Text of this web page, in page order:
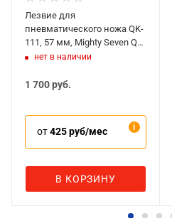
Лезвие для
пневматического ножа QK-
111, 57 мм, Mighty Seven QK-
111P50
нет в наличии
1 700руб.
от425 руб/мес
В КОРЗИНУ